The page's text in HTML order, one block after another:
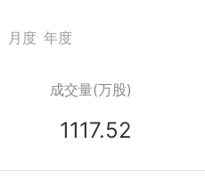
月度 年度
成交量(万股)
1117.52